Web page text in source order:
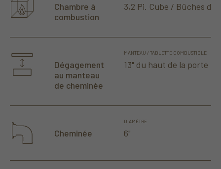
Chambre à
combustion
3,2 Pi. Cube / Bûches de
Dégagement
au manteau
de cheminée
MANTEAU / TABLETTE COMBUSTIBLE
13" du haut de la porte
Cheminée
DIAMÈTRE
6"